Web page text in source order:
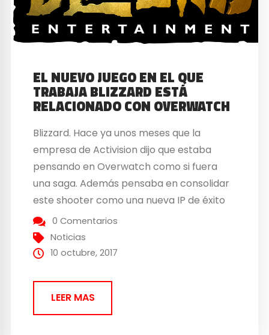
EL NUEVO JUEGO EN EL QUE
TRABAJA BLIZZARD ESTÁ
RELACIONADO CON OVERWATCH
Blizzard. Hace ya unos meses que la
empresa de Activision dijo que estaba
pensando en Overwatch como si fuera
una saga. Además pensaba en consolidar
este shooter como una nueva IP de éxito
de la propia editora norteamericana. Los
frutos de esta noticia de hace meses ya se
están comenzando a ver ya que Blizzard...
0 Comentarios
Noticias
10 octubre, 2017
LEER MAS